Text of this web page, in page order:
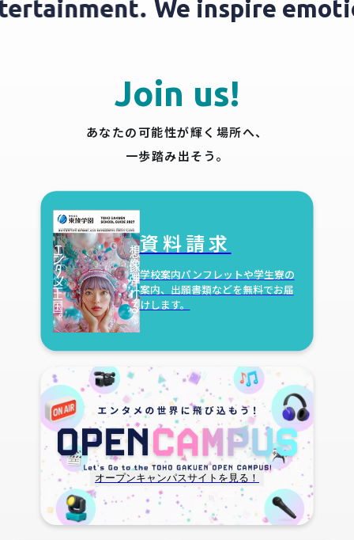
We inspire
Join us!
あなたの可能性が輝く場所へ、
一歩踏み出そう。
資料請求
学校案内パンフレットや学生寮の
案内、 出願書類などを無料でお届
けします。
オープンキャンパスサイトを見る！